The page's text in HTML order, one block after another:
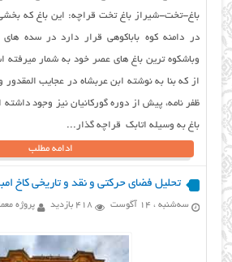
باغ-تخت-شیراز باغ تخت قراچه: این باغ که
در دامنه کوه باباکوهی قرار دارد در سده های
وباشکوه ترین باغ های عصر خود به شمار
از که بنا به نوشته ابن عربشاه در عجایب
ظفر نامه، پیش از دوره گورکانیان نیز وجود
باغ به وسیله اتابک قراچه گذار...
ادامه مطلب
تحلیل فضای حرکتی و نقد و تاریخی كاخ
سه‌شنبه ، 14 آگوست 418 بازدید پروژه